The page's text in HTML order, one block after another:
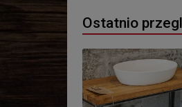
Ostatnio